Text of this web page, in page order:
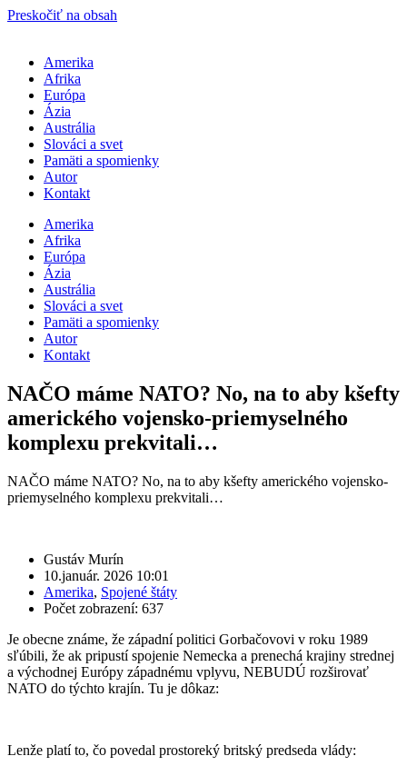
Preskočiť na obsah
Amerika
Afrika
Európa
Ázia
Austrália
Slováci a svet
Pamäti a spomienky
Autor
Kontakt
Amerika
Afrika
Európa
Ázia
Austrália
Slováci a svet
Pamäti a spomienky
Autor
Kontakt
NAČO máme NATO? No, na to aby kšefty
amerického vojensko-priemyselného
komplexu prekvitali…
NAČO máme NATO? No, na to aby kšefty amerického vojensko-
priemyselného komplexu prekvitali…
Gustáv Murín
10.január. 2026 10:01
Amerika, Spojené štáty
Počet zobrazení: 637
Je obecne známe, že západní politici Gorbačovovi v roku 1989
sľúbili, že ak pripustí spojenie Nemecka a prenechá krajiny strednej
a východnej Európy západnému vplyvu, NEBUDÚ rozširovať
NATO do týchto krajín. Tu je dôkaz:
Lenže platí to, čo povedal prostoreký britský predseda vlády: